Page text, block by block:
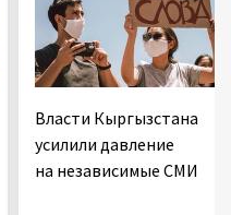
Власти Кыргызстана
усилили давление
на независимые СМИ